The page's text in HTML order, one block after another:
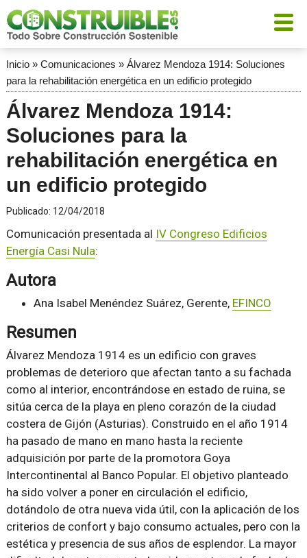
Inicio» Comunicaciones » Álvarez Mendoza 1914: Soluciones
para la rehabilitación energética en un edificio protegido
Álvarez Mendoza 1914:
Soluciones para la
rehabilitación energética en
un edificio protegido
Publicado: 12/04/2018
Comunicación presentada al IV Congreso Edificios
Energía Casi Nula:
Autora
Ana Isabel Menéndez Suárez, Gerente, EFINCO
Resumen
Álvarez Mendoza 1914 es un edificio con graves
problemas de deterioro que afectan tanto a su fachada
como al interior, encontrándose en estado de ruina, se
sitúa cerca de la playa en pleno corazón de la ciudad
costera de Gijón (Asturias). Construido en el año 1914
ha pasado de mano en mano hasta la reciente
adquisición por parte de la promotora Goya
Intercontinental al Banco Popular. El objetivo planteado
ha sido volver a poner en circulación el edificio,
dotándolo de otra nueva vida útil, con la aplicación de los
criterios de confort y bajo consumo actuales, pero con la
estética y presencia de sus años de esplendor. La mayor